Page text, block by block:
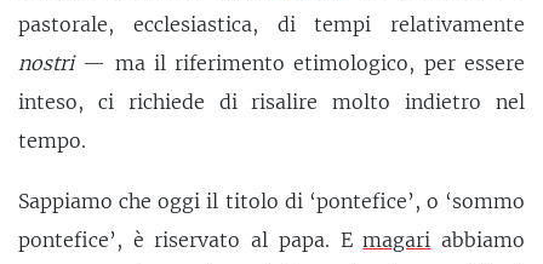
pastorale, ecclesiastica, di tempi relativamente
nostri— ma il riferimento etimologico, per essere
inteso, ci richiede di risalire molto indietro nel
tempo.
Sappiamo che oggi il titolo di ‘pontefice’, o ‘sommo
pontefice’, è riservato al papa. Emagari abbiamo